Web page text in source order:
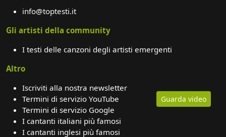
Guarda video
info@toptesti.it
Gli artisti della community
I testi delle canzoni degli artisti emergenti
Altro
Iscriviti alla nostra newsletter
Termini di servizio YouTube
Termini di servizio Google
I cantanti italiani più famosi
I cantanti inglesi più famosi